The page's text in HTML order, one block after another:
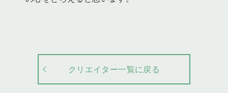
クリエイター一覧に戻る